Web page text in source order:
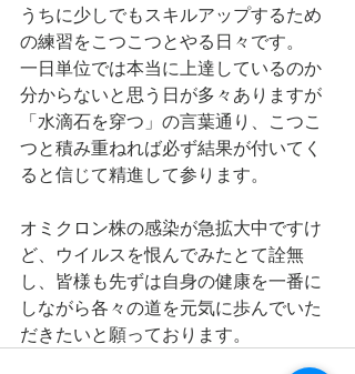
うちに少しでもスキルアップするため
の練習をこつこつとやる日々です。
一日単位では本当に上達しているのか
分からないと思う日が多々ありますが
「水滴石を穿つ」の言葉通り、こつこ
つと積み重ねれば必ず結果が付いてく
ると信じて精進して参ります。
オミクロン株の感染が急拡大中ですけ
ど、ウイルスを恨んでみたとて詮無
し、皆様も先ずは自身の健康を一番に
しながら各々の道を元気に歩んでいた
だきたいと願っております。